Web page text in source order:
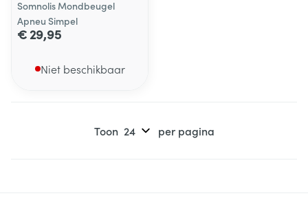
Somnolis Mondbeugel
Apneu Simpel
€ 29,95
Niet beschikbaar
Toon per pagina